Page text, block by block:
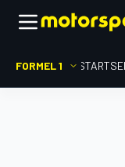
FORMEL 1